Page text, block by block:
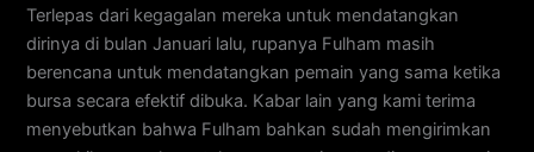
Terlepas dari kegagalan mereka untuk mendatangkan
dirinya di bulan Januari lalu, rupanya Fulham masih
berencana untuk mendatangkan pemain yang sama ketika
bursa secara efektif dibuka. Kabar lain yang kami terima
menyebutkan bahwa Fulham bahkan sudah mengirimkan